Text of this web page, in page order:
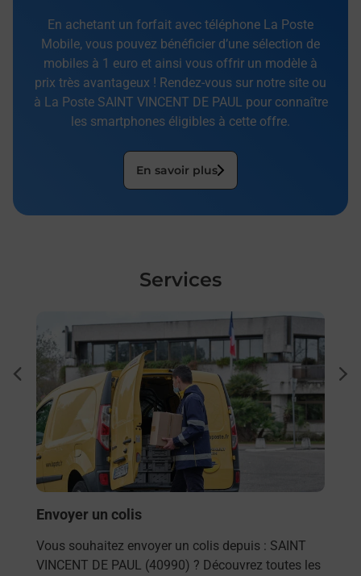
En achetant un forfait avec téléphone La Poste
Mobile, vous pouvez bénéficier d’une sélection de
mobiles à 1 euro et ainsi vous offrir un modèle à
prix très avantageux ! Rendez-vous sur notre site ou
à La Poste SAINT VINCENT DE PAUL pour connaître
les smartphones éligibles à cette offre.
En savoir plus
Services
En savoir plus
Envoyer un colis
Vous souhaitez envoyer un colis depuis : SAINT
VINCENT DE PAUL (40990) ? Découvrez toutes les